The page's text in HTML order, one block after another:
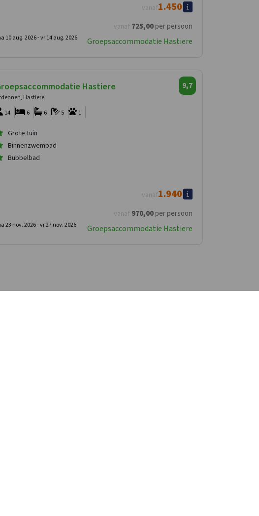
vanaf 725,00per persoon
vanaf1.450
10 aug. 2026 -vr 14 aug. 2026 Groepsaccommodatie Hastiere
Hastiere
Hastiere
9,7
14 1
5
6
6
Grote tuin
Binnenzwembad
Bubbelbad
vanaf 970,00per persoon
vanaf1.940
23 nov. 2026 -vr 27 nov. 2026 Groepsaccommodatie Hastiere